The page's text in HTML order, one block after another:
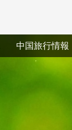
中国旅行情報